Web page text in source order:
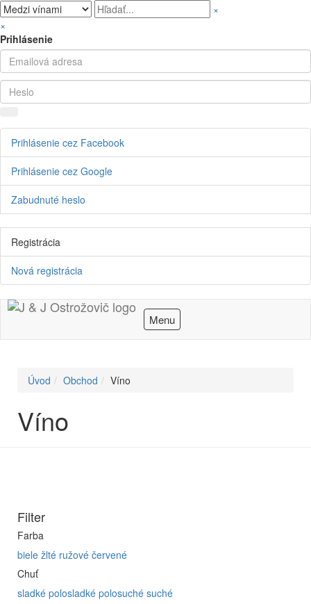
×
×
Prihlásenie
Prihlásenie cez Facebook
Prihlásenie cez Google
Zabudnuté heslo
Registrácia
Nová registrácia
Menu
Úvod Obchod Víno
Víno
Filter
Farba
biele žlté ružové červené
Chuť
sladké polosladké polosuché suché